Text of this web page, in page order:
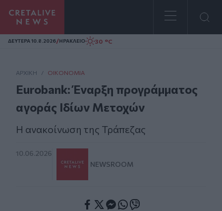
Homepage
ΔΕΥΤΕΡΑ 10.8.2026/ΗΡΑΚΛΕΙΟ 30 °C
ΑΡΧΙΚΗ / ΟΙΚΟΝΟΜΊΑ
Eurobank: Έναρξη προγράμματος
αγοράς Ιδίων Μετοχών
Η ανακοίνωση της Τράπεζας
10.06.2026
NEWSROOM